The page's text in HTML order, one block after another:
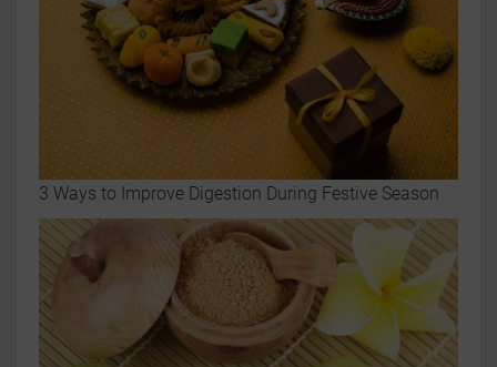
3 Ways to Improve Digestion During Festive Season